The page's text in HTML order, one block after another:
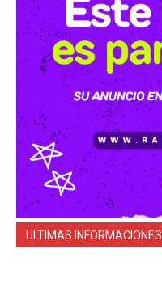
ULTIMAS INFORMACIONES